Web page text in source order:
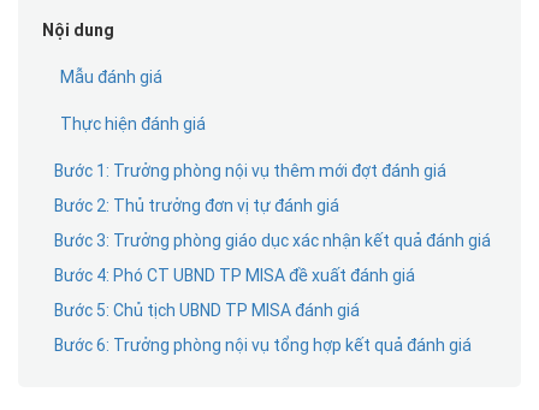
Nội dung
Mẫu đánh giá
Thực hiện đánh giá
Bước 1: Trưởng phòng nội vụ thêm mới đợt đánh giá
Bước 2: Thủ trưởng đơn vị tự đánh giá
Bước 3: Trưởng phòng giáo dục xác nhận kết quả đánh giá
Bước 4: Phó CT UBND TP MISA đề xuất đánh giá
Bước 5: Chủ tịch UBND TP MISA đánh giá
Bước 6: Trưởng phòng nội vụ tổng hợp kết quả đánh giá